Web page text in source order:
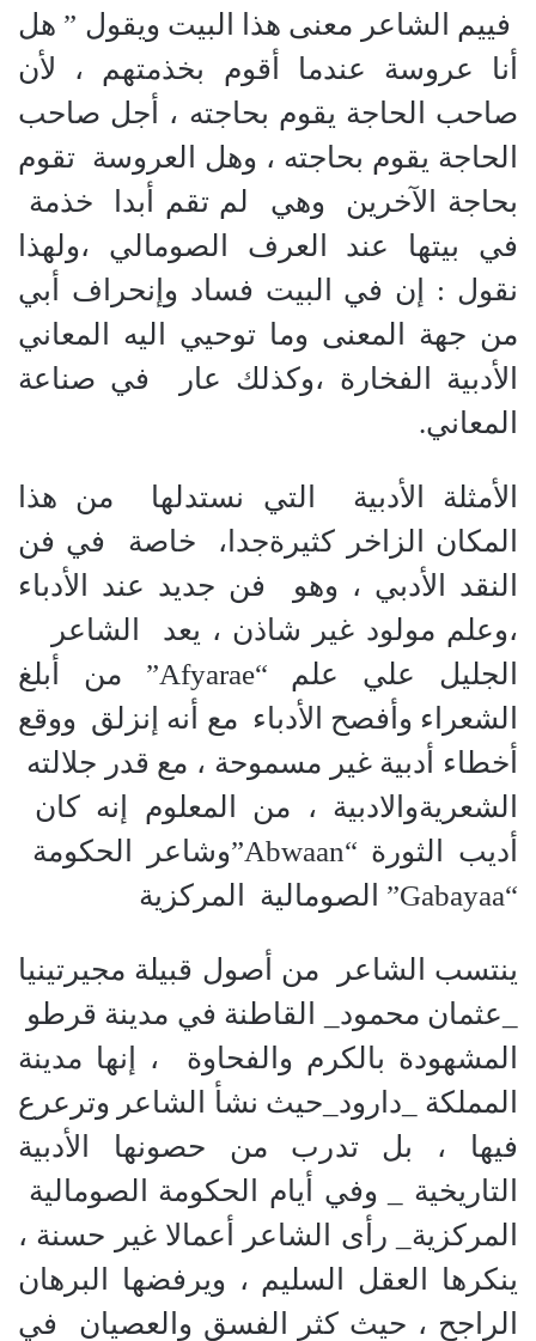
فييم الشاعر معنى هذا البيت ويقول ” هل
أنا عروسة عندما أقوم بخذمتهم ، لأن
صاحب الحاجة يقوم بحاجته ، أجل صاحب
الحاجة يقوم بحاجته ، وهل العروسة تقوم
بحاجة الآخرين وهي لم تقم أبدا خذمة
في بيتها عند العرف الصومالي ،ولهذا
نقول : إن في البيت فساد وإنحراف أبي
من جهة المعنى وما توحيي اليه المعاني
الأدبية الفخارة ،وكذلك عار في صناعة
المعاني.
الأمثلة الأدبية التي نستدلها من هذا
المكان الزاخر كثيرةجدا، خاصة في فن
النقد الأدبي ، وهو فن جديد عند الأدباء
،وعلم مولود غير شاذن ، يعد الشاعر
الجليل علي علم “Afyarae” من أبلغ
الشعراء وأفصح الأدباء مع أنه إنزلق ووقع
أخطاء أدبية غير مسموحة ، مع قدر جلالته
الشعريةوالادبية ، من المعلوم إنه كان
أديب الثورة “Abwaan”وشاعر الحكومة
“Gabayaa” الصومالية المركزية
ينتسب الشاعر من أصول قبيلة مجيرتينيا
_عثمان محمود_ القاطنة في مدينة قرطو
المشهودة بالكرم والفحاوة ، إنها مدينة
المملكة _دارود_حيث نشأ الشاعر وترعرع
فيها ، بل تدرب من حصونها الأدبية
التاريخية _ وفي أيام الحكومة الصومالية
المركزية_ رأى الشاعر أعمالا غير حسنة ،
ينكرها العقل السليم ، ويرفضها البرهان
الراجح ، حيث كثر الفسق والعصيان في